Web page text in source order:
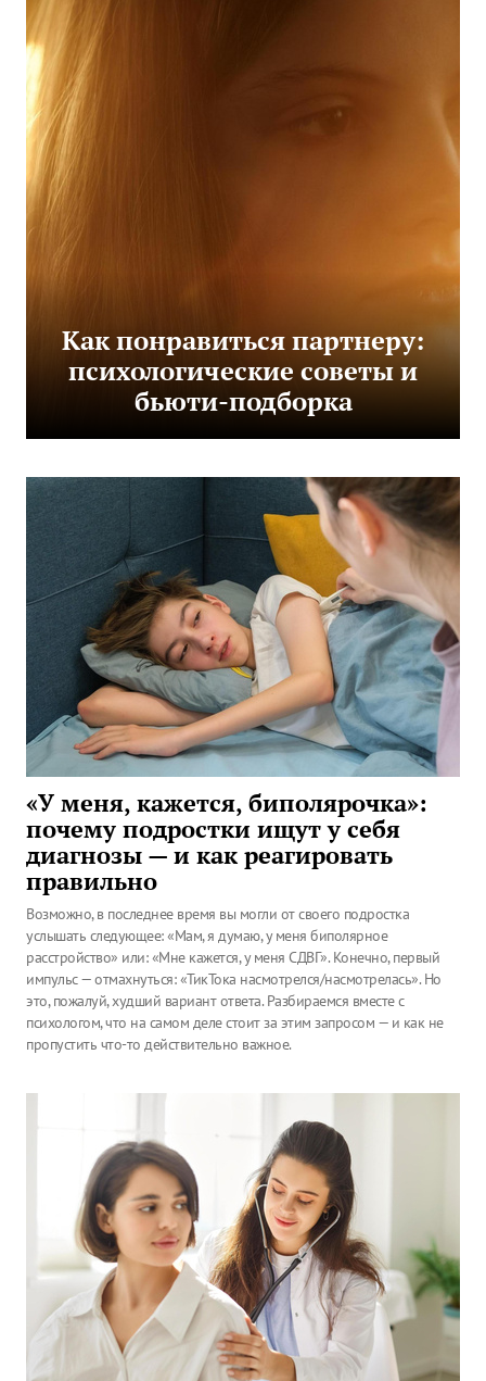
Как понравиться партнеру:
психологические советы и
бьюти-подборка
«У меня, кажется, биполярочка»:
почему подростки ищут у себя
диагнозы — и как реагировать
правильно
Возможно, в последнее время вы могли от своего подростка
услышать следующее: «Мам, я думаю, у меня биполярное
расстройство» или: «Мне кажется, у меня СДВГ». Конечно, первый
импульс — отмахнуться: «ТикТока насмотрелся/насмотрелась». Но
это, пожалуй, худший вариант ответа. Разбираемся вместе с
психологом, что на самом деле стоит за этим запросом — и как не
пропустить что-то действительно важное.